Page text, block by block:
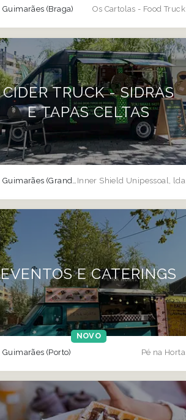
Os Cartolas - Food Truck
Guimarães (Braga)
CIDER TRUCK - SIDRAS
E TAPAS CELTAS
Inner Shield Unipessoal, lda
Guimarães (Grande Porto e Norte)
NOVO
EVENTOS E CATERINGS
Pé na Horta
Guimarães (Porto)